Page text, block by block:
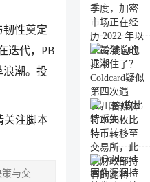
韧性奠定
迭代，PB
浪潮。投
关注脚本
与交